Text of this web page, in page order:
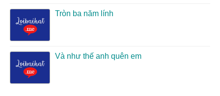
Tròn ba năm lính
Và như thế anh quên em